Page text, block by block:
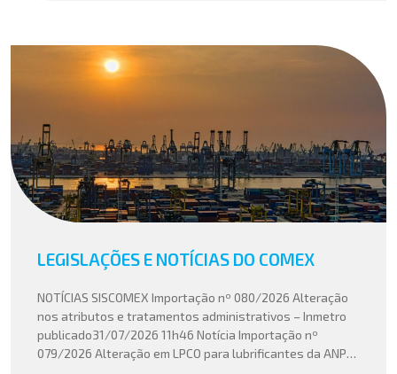
LEGISLAÇÕES E NOTÍCIAS DO COMEX
NOTÍCIAS SISCOMEX Importação nº 080/2026 Alteração
nos atributos e tratamentos administrativos – Inmetro
publicado31/07/2026 11h46 Notícia Importação nº
079/2026 Alteração em LPCO para lubrificantes da ANP